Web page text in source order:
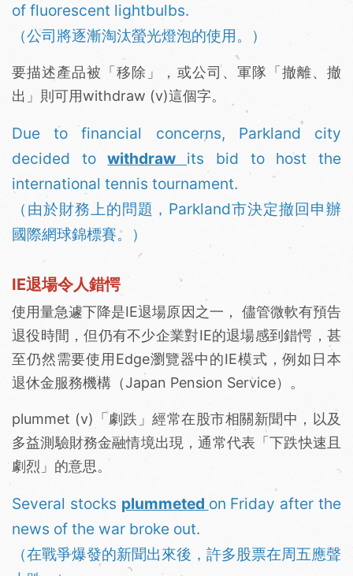
of fluorescent lightbulbs.
（公司將逐漸淘汰螢光燈泡的使用。）
要描述產品被「移除」，或公司、軍隊「撤離、撤
出」則可用withdraw (v)這個字。
Due to financial concerns, Parkland city
decided towithdraw its bid to host the
international tennis tournament.
（由於財務上的問題，Parkland市決定撤回申辦
國際網球錦標賽。）
IE退場令人錯愕
使用量急遽下降是IE退場原因之一， 儘管微軟有預告
退役時間，但仍有不少企業對IE的退場感到錯愕，甚
至仍然需要使用Edge瀏覽器中的IE模式，例如日本
退休金服務機構（Japan Pension Service）。
plummet (v)「劇跌」經常在股市相關新聞中，以及
多益測驗財務金融情境出現，通常代表「下跌快速且
劇烈」的意思。
Several stocks plummeted on Friday after the
news of the war broke out.
（在戰爭爆發的新聞出來後，許多股票在周五應聲